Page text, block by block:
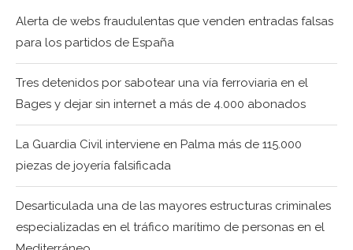
Alerta de webs fraudulentas que venden entradas falsas
para los partidos de España
Tres detenidos por sabotear una vía ferroviaria en el
Bages y dejar sin internet a más de 4.000 abonados
La Guardia Civil interviene en Palma más de 115.000
piezas de joyería falsificada
Desarticulada una de las mayores estructuras criminales
especializadas en el tráfico marítimo de personas en el